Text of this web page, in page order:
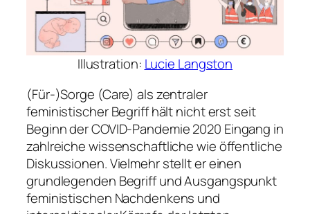
Illustration: Lucie Langston
(Für-)Sorge (Care) als zentraler
feministischer Begriff hält nicht erst seit
Beginn der COVID-Pandemie 2020 Eingang in
zahlreiche wissenschaftliche wie öffentliche
Diskussionen. Vielmehr stellt er einen
grundlegenden Begriff und Ausgangspunkt
feministischen Nachdenkens und